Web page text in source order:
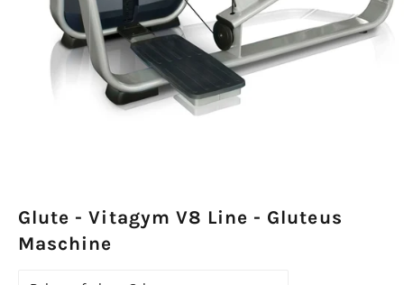
Glute - Vitagym V8 Line - Gluteus
Maschine